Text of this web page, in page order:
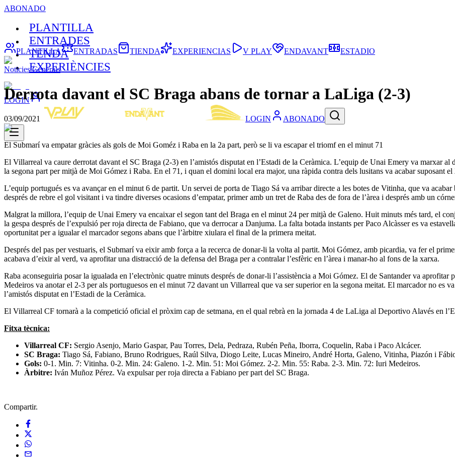
ABONADO
PLANTILLA
ENTRADES
TENDA
EXPERIÈNCIES
LOGIN
LOGIN ABONADO
PLANTILLA ENTRADAS TIENDA EXPERIENCIAS V PLAY ENDAVANT ESTADIO
Noticies Generals
Derrota davant el SC Braga abans de tornar a LaLiga (2-3)
03/09/2021
El Submarí va empatar gràcies als gols de Moi Goméz i Raba en la 2a part, però se li va escapar el triomf en el minut 71
El Villarreal va caure derrotat davant el SC Braga (2-3) en l’amistós disputat en l’Estadi de la Ceràmica. L’equip de Unai Emery va marxar al
la segona part per mitjà de Moi Gómez i Raba. En el 71, i quan el domini local era major, una ràpida contra dels lusitans va acabar suposant
L’equip portugués es va avançar en el minut 6 de partit. Un servei de porta de Tiago Sá va arribar directe a les botes de Vitinha, que va
després de rebre el gol visitant i va tindre diverses ocasions d’empatar, primer amb un tret de Raba des de fora de l’àrea i després amb un
Malgrat la millora, l’equip de Unai Emery va encaixar el segon tant del Braga en el minut 24 per mitjà de Galeno. Huit minuts més tard, el
la gespa després de l’expulsió per roja directa de Fabiano, que va derrocar a Danjuma. La falta botada instants per Paco Alcàsser es va
oportunitat per a igualar el marcador segons abans que l’àrbitre xiulara el final de la primera meitat.
Després del pas per vestuaris, el Submarí va eixir amb força a la recerca de donar-li la volta al partit. Moi Gómez, amb picardia, va fer el
acabava d’eixir al verd, va aprofitar una distracció de la defensa del Braga per a contralar l’esfèric en l’àrea i manar-ho al fons de la xarxa.
Raba aconseguiria posar la igualada en l’electrònic quatre minuts després de donar-li l’assistència a Moi Gómez. El de Santander va
Medeiros va anotar el 2-3 per als portuguesos en el minut 72 davant un Villarreal que va ser superior en la segona meitat. El marcador no es
l’amistós disputat en l’Estadi de la Ceràmica.
El Villarreal CF tornarà a la competició oficial el pròxim cap de setmana, en el qual rebrà en la jornada 4 de LaLiga al Deportivo Alavés en
Fitxa tècnica:
Villarreal CF: Sergio Asenjo, Mario Gaspar, Pau Torres, Dela, Pedraza, Rubén Peña, Iborra, Coquelin, Raba i Paco Alcácer.
SC Braga: Tiago Sá, Fabiano, Bruno Rodrigues, Raúl Silva, Diogo Leite, Lucas Mineiro, André Horta, Galeno, Vitinha, Piazón i
Gols: 0-1. Min. 7: Vitinha. 0-2. Min. 24: Galeno. 1-2. Min. 51: Moi Gómez. 2-2. Min. 55: Raba. 2-3. Min. 72: Iuri Medeiros.
Àrbitre: Iván Muñoz Pérez. Va expulsar per roja directa a Fabiano per part del SC Braga.
Compartir.